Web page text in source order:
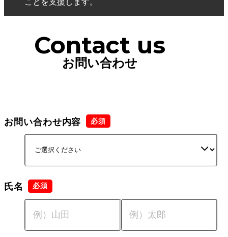
Contact us
お問い合わせ
お問い合わせ内容
氏名